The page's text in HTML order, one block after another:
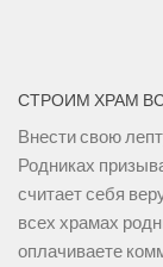
СТРОИМ ХРАМ
Внести свою
Родниках
считает себя
всех храмах
оплачиваете